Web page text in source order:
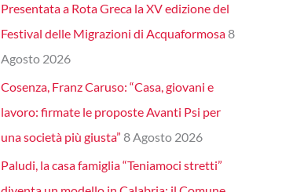
Presentata a Rota Greca la XV edizione del
Festival delle Migrazioni di Acquaformosa8
Agosto 2026
Cosenza, Franz Caruso: “Casa, giovani e
lavoro: firmate le proposte Avanti Psi per
una società più giusta” 8 Agosto 2026
Paludi, la casa famiglia “Teniamoci stretti”